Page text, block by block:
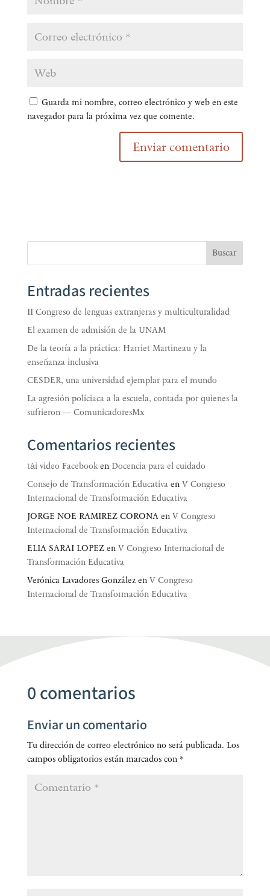
Guarda mi nombre, correo electrónico y web en este
navegador para la próxima vez que comente.
Buscar
Entradas recientes
II Congreso de lenguas extranjeras y multiculturalidad
El examen de admisión de la UNAM
De la teoría a la práctica: Harriet Martineau y la
enseñanza inclusiva
CESDER, una universidad ejemplar para el mundo
La agresión policiaca a la escuela, contada por quienes la
sufrieron — ComunicadoresMx
Comentarios recientes
tải video Facebooken Docencia para el cuidado
Consejo de Transformación Educativaen V Congreso
Internacional de Transformación Educativa
JORGE NOE RAMIREZ CORONAen V Congreso
Internacional de Transformación Educativa
ELIA SARAI LOPEZen V Congreso Internacional de
Transformación Educativa
Verónica Lavadores Gonzálezen V Congreso
Internacional de Transformación Educativa
0 comentarios
Enviar un comentario
Tu dirección de correo electrónico no será publicada. Los
campos obligatorios están marcados con *